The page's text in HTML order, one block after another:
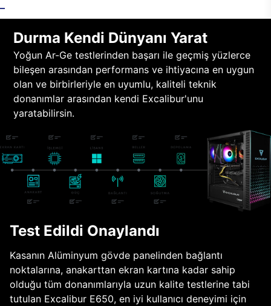
Durma Kendi Dünyanı Yarat
Yoğun Ar-Ge testlerinden başarı ile geçmiş yüzlerce
bileşen arasından performans ve ihtiyacına en uygun
olan ve birbirleriyle en uyumlu, kaliteli teknik
donanımlar arasından kendi Excalibur'unu
yaratabilirsin.
Test Edildi Onaylandı
Kasanın Alüminyum gövde panelinden bağlantı
noktalarına, anakarttan ekran kartına kadar sahip
olduğu tüm donanımlarıyla uzun kalite testlerine tabi
tutulan Excalibur E650, en iyi kullanıcı deneyimi için